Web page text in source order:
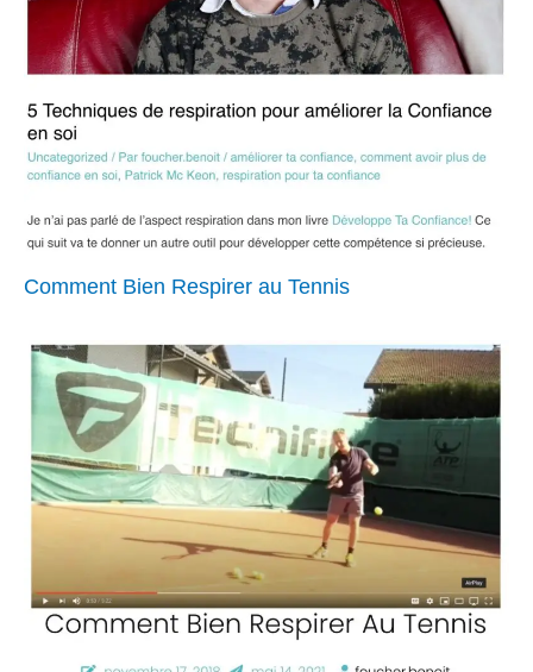
Comment Bien Respirer au Tennis